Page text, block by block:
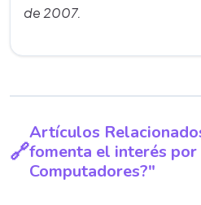
de 2007.
Artículos
fomenta el interés
Computadores?"